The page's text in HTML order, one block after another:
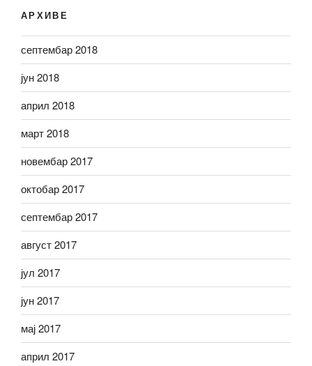
АРХИВЕ
септембар 2018
јун 2018
април 2018
март 2018
новембар 2017
октобар 2017
септембар 2017
август 2017
јул 2017
јун 2017
мај 2017
април 2017